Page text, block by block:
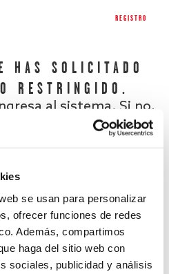
se usan para personalizar
ofrecer funciones de redes
Además, compartimos
haga del sitio web con
sociales, publicidad y análisis
REGISTRO
HAS SOLICITADO
RESTRINGIDO.
al sistema. Si no,